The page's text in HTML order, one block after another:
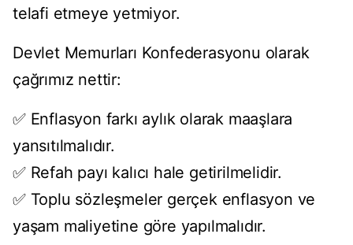
telafi etmeye yetmiyor.
Devlet Memurları Konfederasyonu olarak
çağrımız nettir:
✅ Enflasyon farkı aylık olarak maaşlara
yansıtılmalıdır.
✅ Refah payı kalıcı hale getirilmelidir.
✅ Toplu sözleşmeler gerçek enflasyon ve
yaşam maliyetine göre yapılmalıdır.